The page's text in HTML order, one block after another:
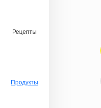
Рецепты
Продукты